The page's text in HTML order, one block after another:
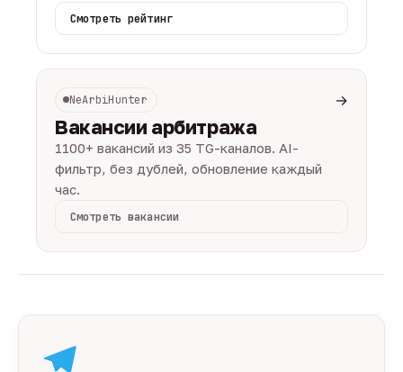
Смотреть рейтинг
NeArbiHunter →
Вакансии арбитража
1100+ вакансий из 35 TG-каналов. AI-
фильтр, без дублей, обновление каждый
час.
Смотреть вакансии